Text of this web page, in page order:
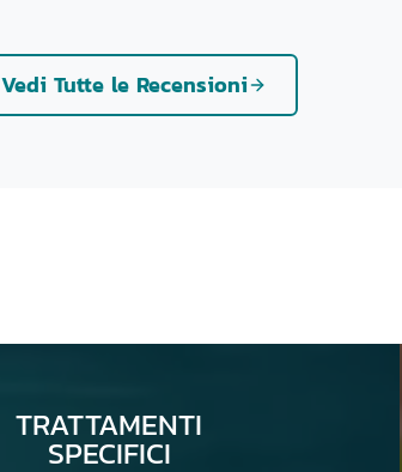
Vedi Tutte le Recensioni
TRATTAMENTI
SPECIFICI